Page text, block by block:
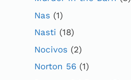
Nas (1)
Nasti (18)
Nocivos (2)
Norton 56 (1)